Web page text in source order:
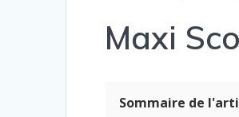
Maxi
Sommaire de